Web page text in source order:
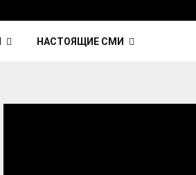
НАСТОЯЩИЕ СМИ